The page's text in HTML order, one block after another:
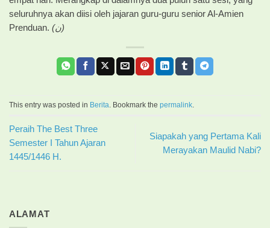
seluruhnya akan diisi oleh jajaran guru-guru senior Al-Amien
Prenduan.
(ن)
This entry was posted in Berita . Bookmark the permalink
Peraih The Best Three
Semester I Tahun Ajaran
1445/1446 H.
Siapakah yang Pertama Kali
Merayakan Maulid Nabi?
ALAMAT